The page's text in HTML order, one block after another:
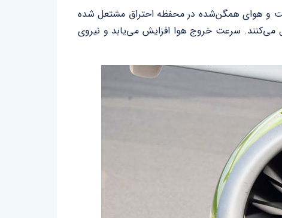
و هوای همگن‌شده در محفظه احتراق مشتعل شده
می‌کنند. سرعت خروج هوا افزایش می‌یابد و نیروی